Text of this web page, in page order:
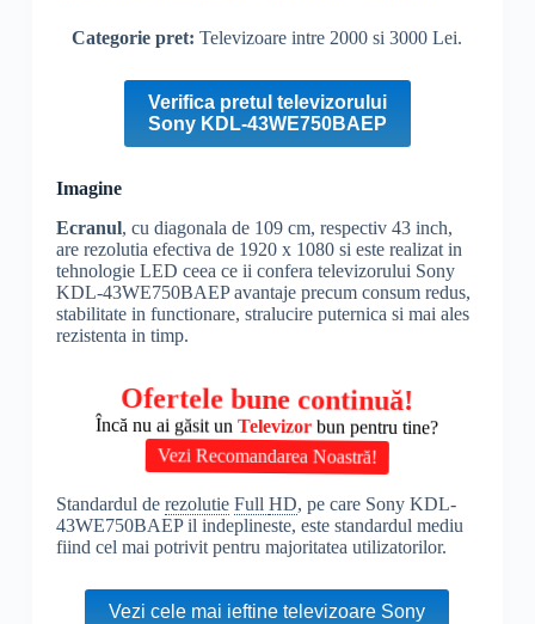
Categorie pret:Televizoare intre 2000 si 3000 Lei.
Verifica pretul televizorului
Sony KDL-43WE750BAEP
Imagine
Ecranul, cu diagonala de 109 cm, respectiv 43 inch,
are rezolutia efectiva de 1920 x 1080 si este realizat in
tehnologie LED ceea ce ii confera televizorului Sony
KDL-43WE750BAEP avantaje precum consum redus,
stabilitate in functionare, stralucire puternica si mai ales
rezistenta in timp.
Ofertele bune continuă!
Încă nu ai găsit unTelevizorbun pentru tine?
Vezi Recomandarea Noastră!
Standardul de rezolutie Full HD, pe care Sony KDL-
43WE750BAEP il indeplineste, este standardul mediu
fiind cel mai potrivit pentru majoritatea utilizatorilor.
Vezi cele mai ieftine televizoare Sony